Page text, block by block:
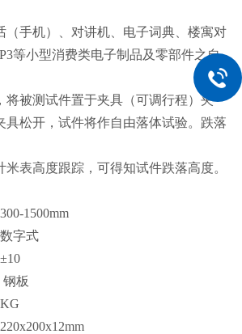
（手机）、对讲机、电子词典、楼寓对
等小型消费类电子制品及零部件之自
将被测试件置于夹具（可调行程）夹
具松开，试件将作自由落体试验。跌落
米表高度跟踪，可得知试件跌落高度。
1500mm
字式
钢板